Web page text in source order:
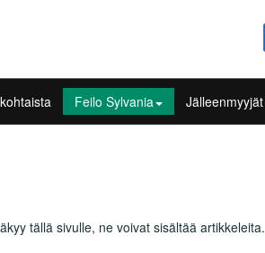
Feilo Sylvania Jälleenmyyjät
tällä sivulle, ne voivat sisältää artikkeleita.